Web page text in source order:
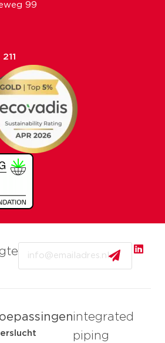
integrated
piping
99